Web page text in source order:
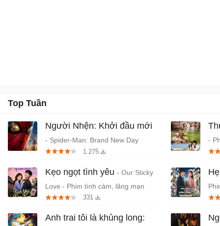
Top Tuần
Người Nhện: Khởi đầu mới
- Spider-Man: Brand New Day
(2026) chiếu rạp
1.275
Kẹo ngọt tình yêu - Our Sticky
Love - Phim tình cảm, lãng mạn
Hàn Quốc
331
Anh trai tôi là khủng long:
-